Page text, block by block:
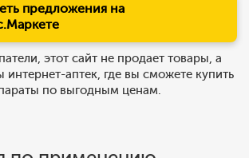
предложения на
этот сайт не продает товары, а
интернет-аптек, где вы сможете купить
по выгодным ценам.